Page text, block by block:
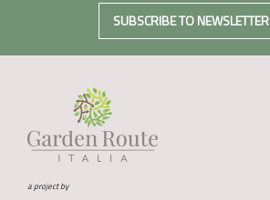
SUBSCRIBE TO NEWSLETTER
a project by